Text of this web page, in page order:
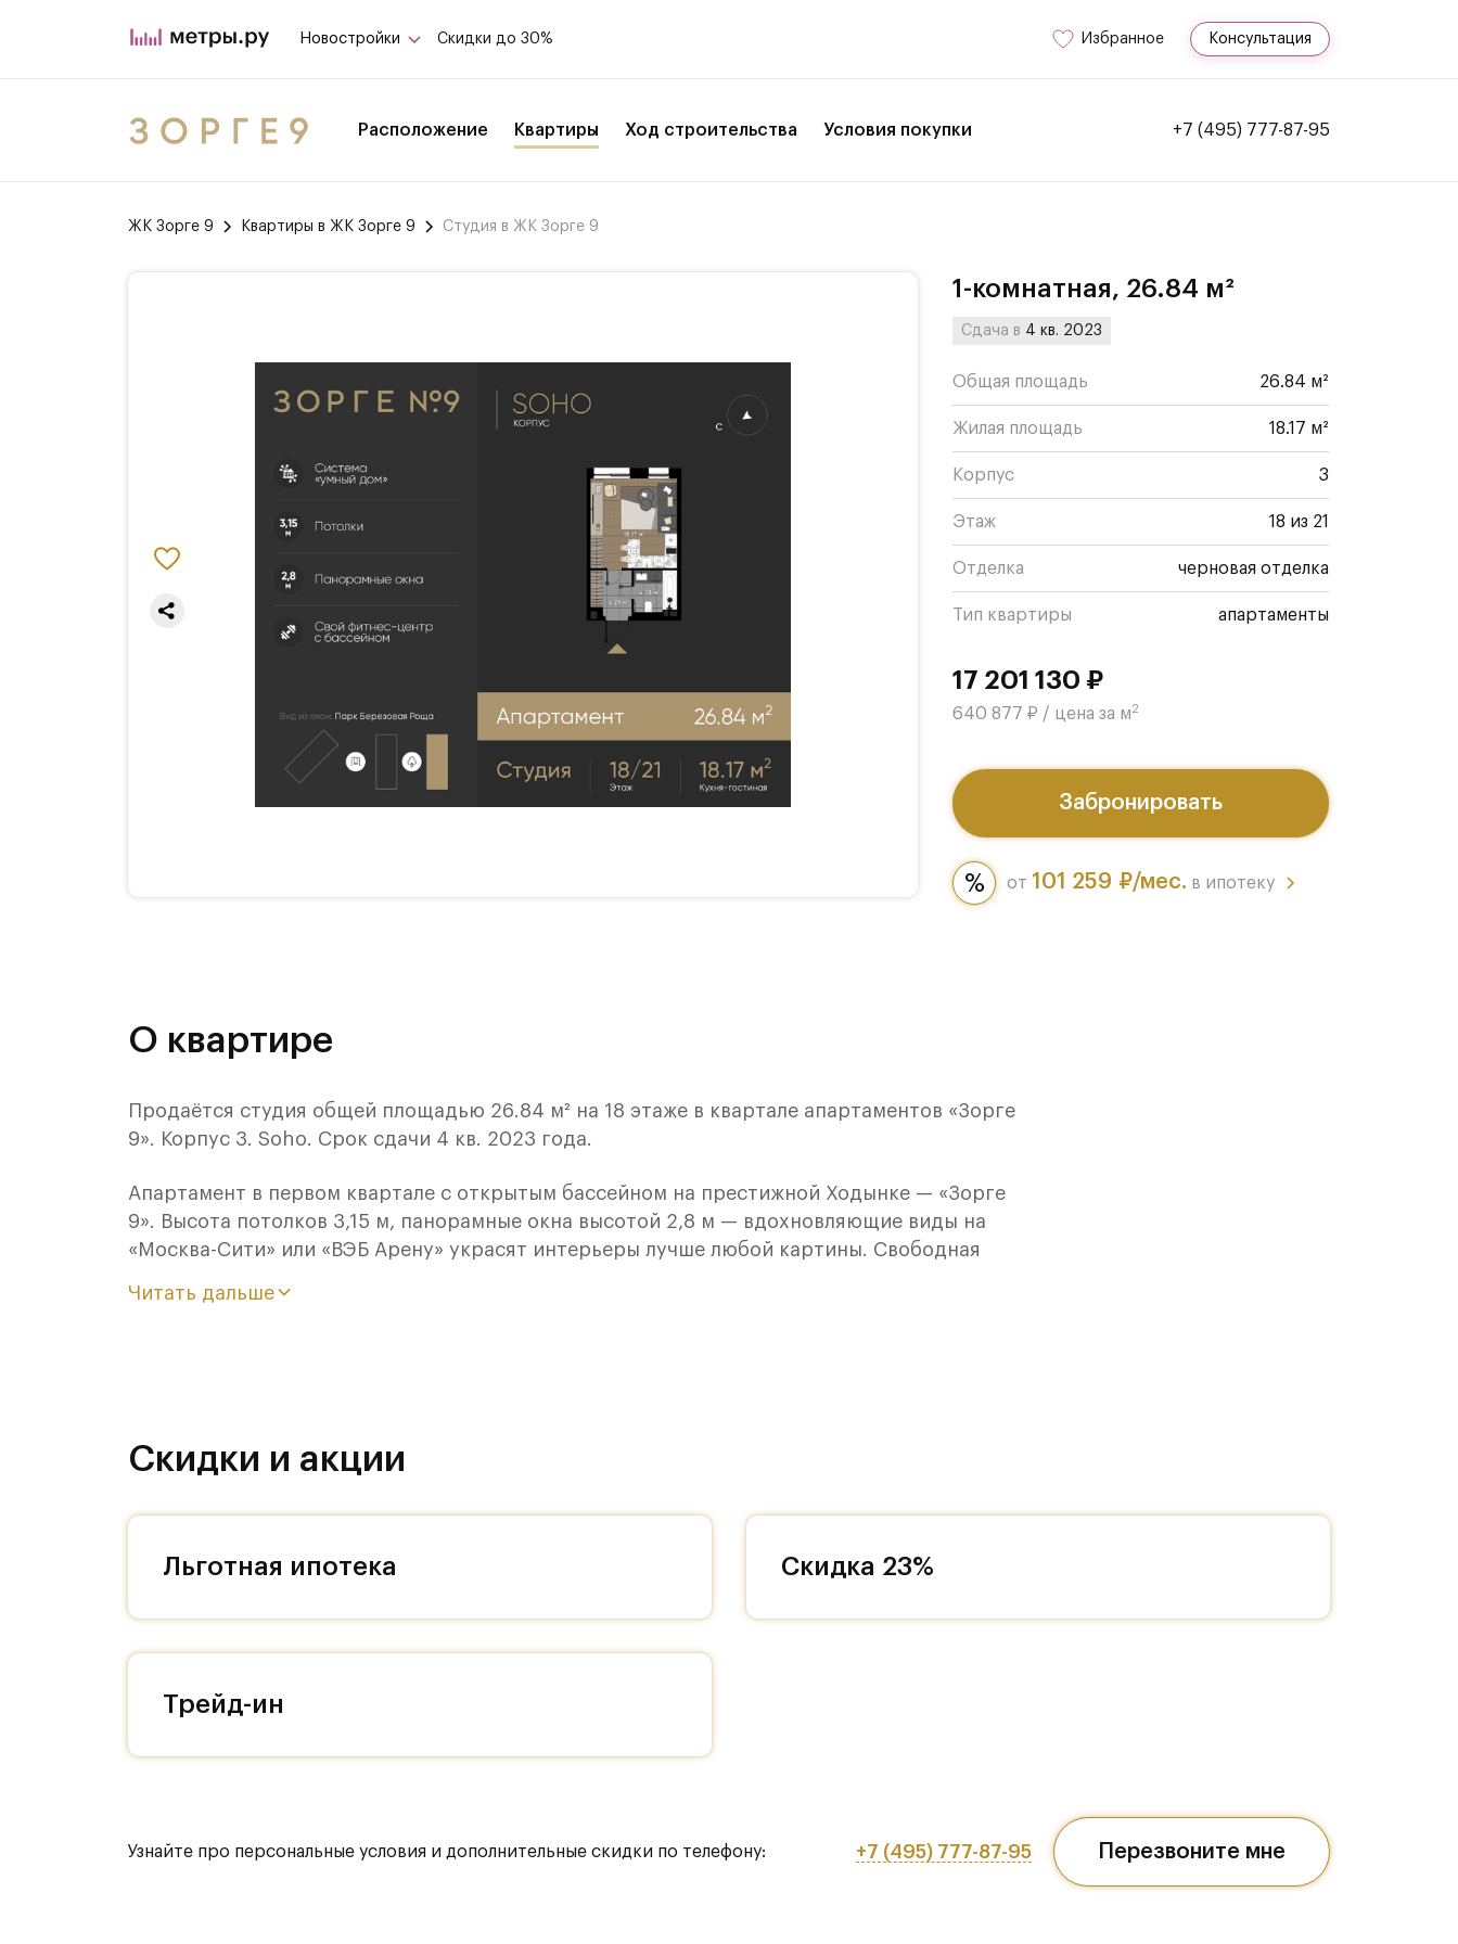
Новостройки Скидки до 30% Избранное Консультация
Расположение Квартиры Ход строительства Условия покупки +7 (495) 777-87-95
ЖК Зорге 9 Квартиры в ЖК Зорге 9 Студия в ЖК Зорге 9
1-комнатная, 26.84 м²
Сдача в 4 кв. 2023
Общая площадь 26.84 м²
Жилая площадь 18.17 м²
Корпус 3
Этаж 18 из 21
Отделка черновая отделка
Тип квартиры апартаменты
17 201 130 ₽
640 877 ₽ / цена за м2
Забронировать
от 101 259 ₽/мес. в ипотеку
О квартире
Продаётся студия общей площадью 26.84 м² на 18 этаже в квартале апартаментов «Зорге
9». Корпус 3. Soho. Срок сдачи 4 кв. 2023 года.
Апартамент в первом квартале с открытым бассейном на престижной Ходынке — «Зорге
9». Высота потолков 3,15 м, панорамные окна высотой 2,8 м — вдохновляющие виды на
«Москва-Сити» или «ВЭБ Арену» украсят интерьеры лучше любой картины. Свободная
дизайнерские идеи. Алюминиевый оконный профиль и энергосберегающие окна.
valet parkig. На приватной территории квартала коворкинг, фитнес-клуб, йога-центр и
спа, собственный парк.
Читать дальше
Скидки и акции
Льготная ипотека Скидка 23%
Трейд-ин
Узнайте про персональные условия и дополнительные скидки по телефону: +7 (495) 777-87-95 Перезвоните мне